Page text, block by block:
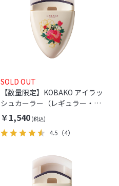
SOLD OUT
【数量限定】KOBAKO アイラッ
シュカーラー（レギュラー・ア
イボリー・フラワー）
￥1,540
4.5 （4）